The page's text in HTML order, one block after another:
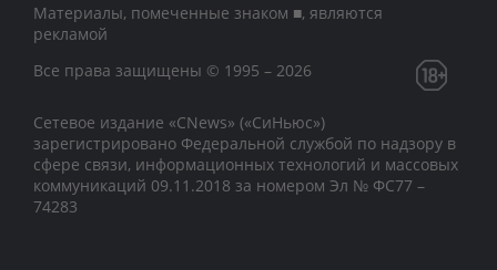
Материалы, помеченные знаком ■, являются
рекламой
Все права защищены © 1995 – 2026
Сетевое издание «CNews» («СиНьюс»)
зарегистрировано Федеральной службой по надзору в
сфере связи, информационных технологий и массовых
коммуникаций 09.11.2018 за номером Эл № ФС77 –
74283